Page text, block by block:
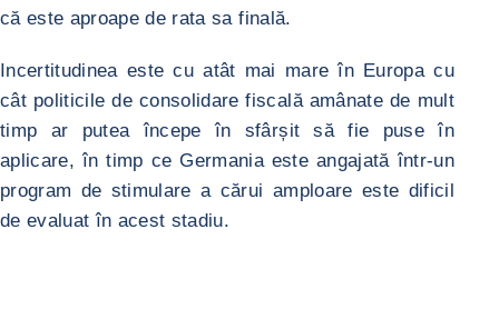
că este aproape de rata sa finală.
Incertitudinea este cu atât mai mare în Europa cu
cât politicile de consolidare fiscală amânate de mult
timp ar putea începe în sfârșit să fie puse în
aplicare, în timp ce Germania este angajată într-un
program de stimulare a cărui amploare este dificil
de evaluat în acest stadiu.